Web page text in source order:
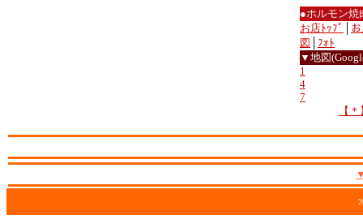
●ホルモン
お店ﾄｯﾌﾟ
図
ﾌｫﾄ
▼地図
1
4
7
【